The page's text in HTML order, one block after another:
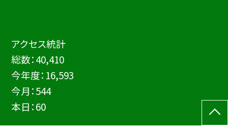
アクセス統計
総数：40,410
今年度： 16,593
今月：544
本日：60